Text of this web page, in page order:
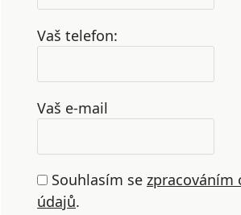
Vaš telefon:
Vaš e-mail
Souhlasím se zpracováním
údajů.